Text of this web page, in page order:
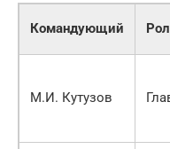
Командующий
М.И. Кутузов